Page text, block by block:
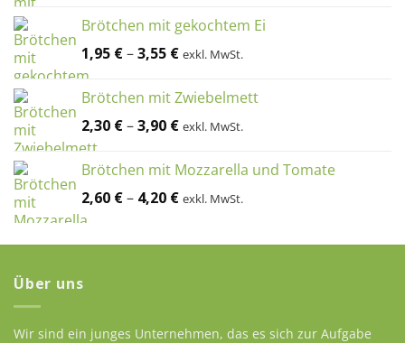
Brötchen mit gekochtem Ei
1,95 €–3,55 € exkl. MwSt.
Brötchen mit Zwiebelmett
2,30 €–3,90 € exkl. MwSt.
Brötchen mit Mozzarella und Tomate
2,60 €– 4,20 € exkl. MwSt.
Über uns
Wir sind ein junges Unternehmen, das es sich zur Aufgabe